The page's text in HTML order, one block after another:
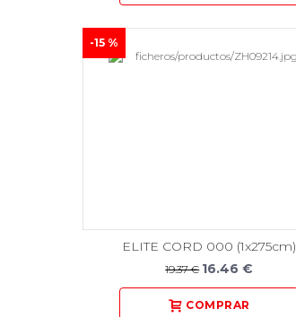
ELITE CORD 000 (1x275cm)
19.37 € 16.46 €
-15 %